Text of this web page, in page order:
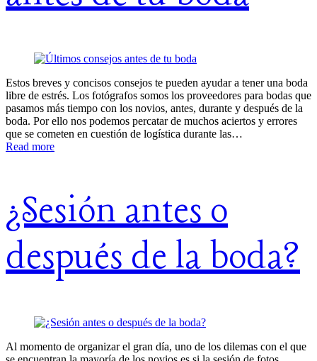
Estos breves y concisos consejos te pueden ayudar a tener una boda
libre de estrés. Los fotógrafos somos los proveedores para bodas que
pasamos más tiempo con los novios, antes, durante y después de la
boda. Por ello nos podemos percatar de muchos aciertos y errores
que se cometen en cuestión de logística durante las…
Read more
¿Sesión antes o
después de la boda?
Al momento de organizar el gran día, uno de los dilemas con el que